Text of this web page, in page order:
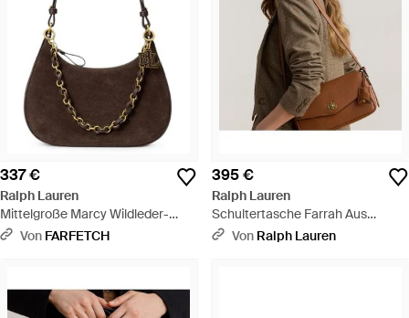
337 €
Ralph Lauren
Mittelgroße Marcy Wildleder-
Schultertasche Mit
Von FARFETCH
395 €
Ralph Lauren
Schultertasche Farrah Aus
Nappaleder - Braun
Von Ralph Lauren